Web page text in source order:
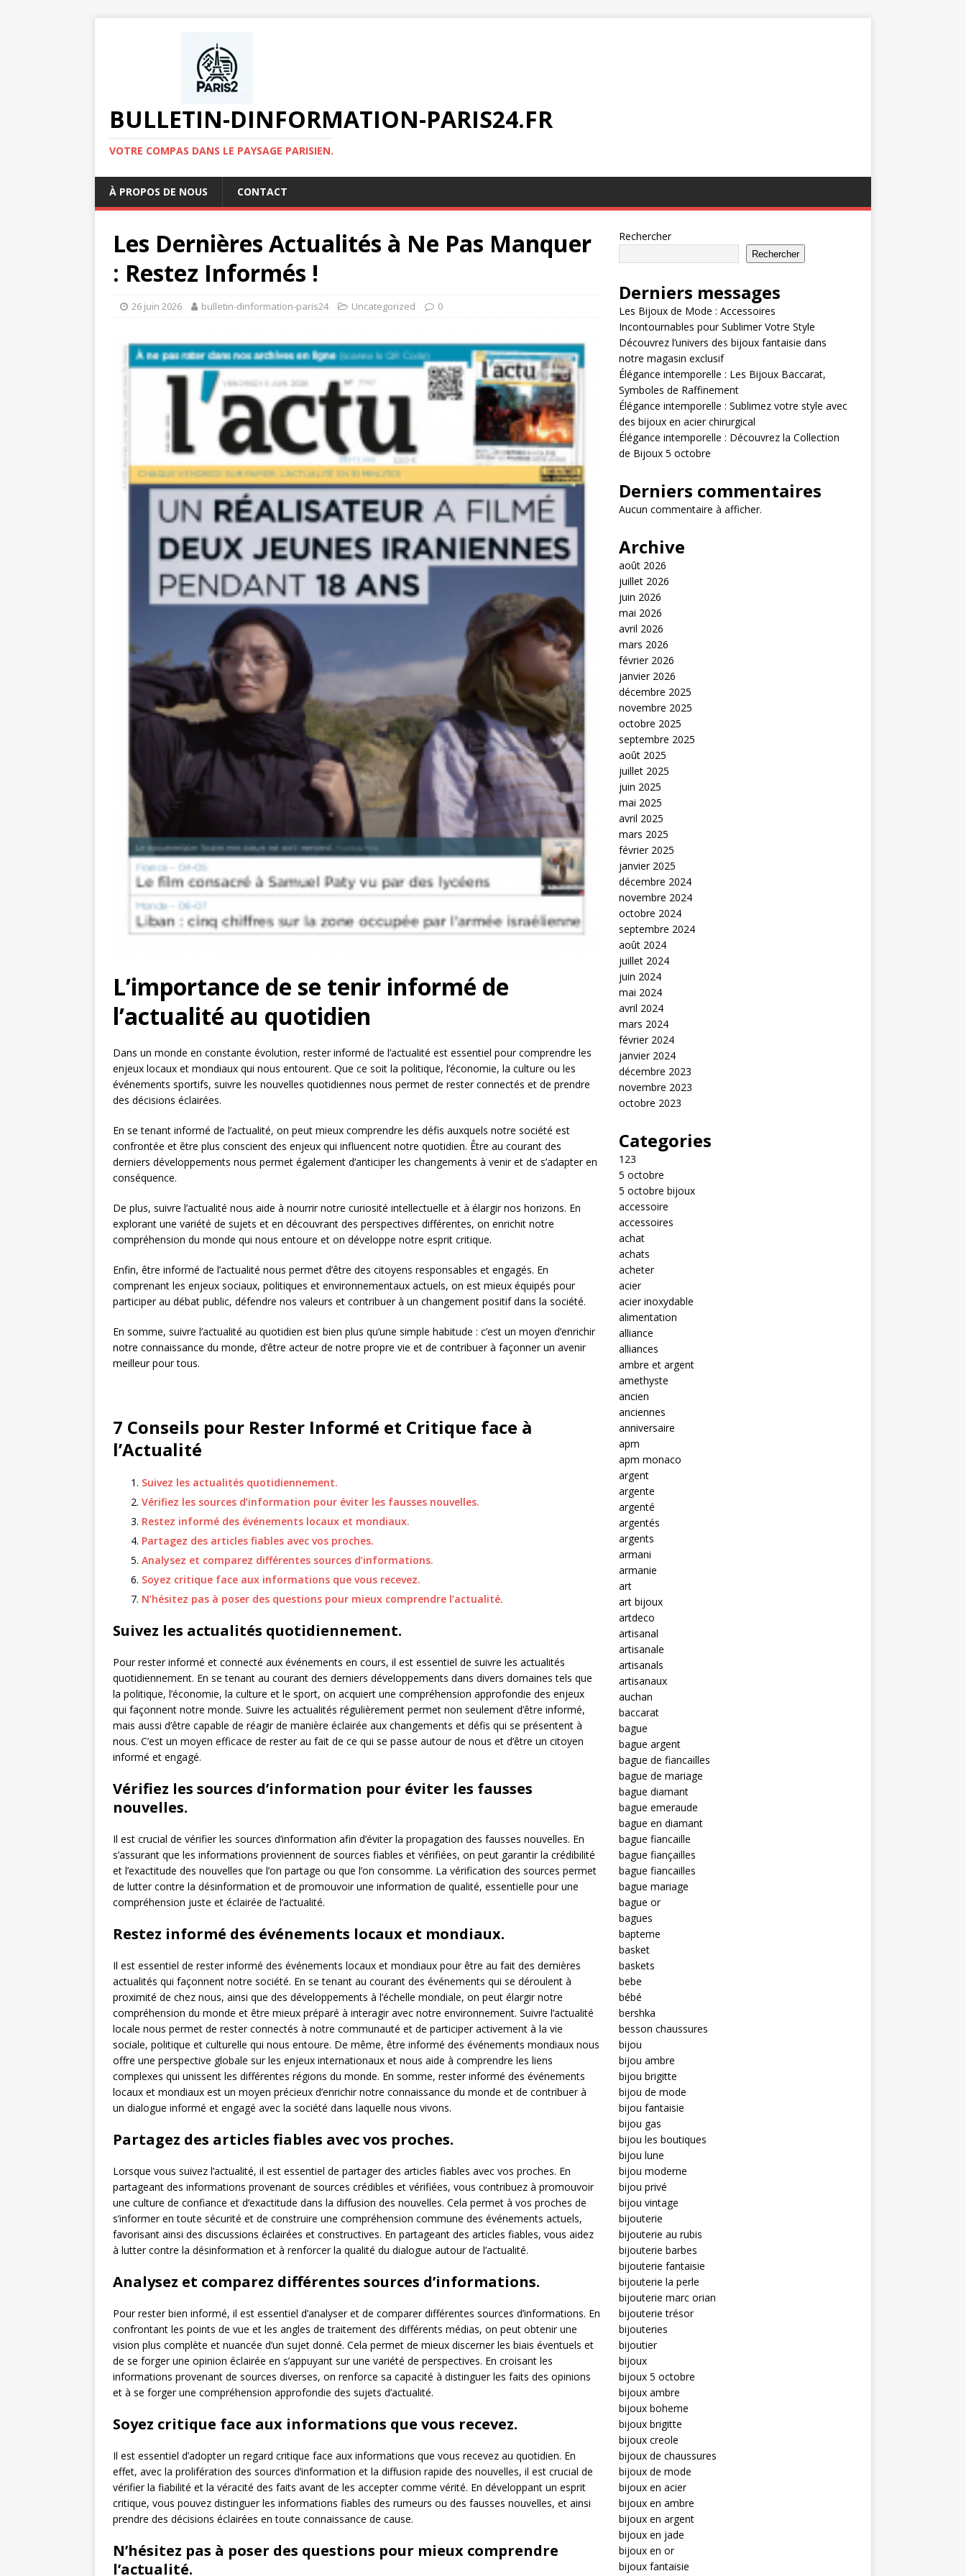
BULLETIN-DINFORMATION-PARIS24.FR
VOTRE COMPAS DANS LE PAYSAGE PARISIEN.
À PROPOS DE NOUS CONTACT
Les Dernières Actualités à Ne Pas Manquer
: Restez Informés !
26 juin 2026 bulletin-dinformation-paris24 Uncategorized 0
L’importance de se tenir informé de
l’actualité au quotidien
Dans un monde en constante évolution, rester informé de l’actualité est essentiel pour comprendre les
enjeux locaux et mondiaux qui nous entourent. Que ce soit la politique, l’économie, la culture ou les
événements sportifs, suivre les nouvelles quotidiennes nous permet de rester connectés et de prendre
des décisions éclairées.
En se tenant informé de l’actualité, on peut mieux comprendre les défis auxquels notre société est
confrontée et être plus conscient des enjeux qui influencent notre quotidien. Être au courant des
derniers développements nous permet également d’anticiper les changements à venir et de s’adapter en
conséquence.
De plus, suivre l’actualité nous aide à nourrir notre curiosité intellectuelle et à élargir nos horizons. En
explorant une variété de sujets et en découvrant des perspectives différentes, on enrichit notre
compréhension du monde qui nous entoure et on développe notre esprit critique.
Enfin, être informé de l’actualité nous permet d’être des citoyens responsables et engagés. En
comprenant les enjeux sociaux, politiques et environnementaux actuels, on est mieux équipés pour
participer au débat public, défendre nos valeurs et contribuer à un changement positif dans la société.
En somme, suivre l’actualité au quotidien est bien plus qu’une simple habitude : c’est un moyen d’enrichir
notre connaissance du monde, d’être acteur de notre propre vie et de contribuer à façonner un avenir
meilleur pour tous.
7 Conseils pour Rester Informé et Critique face à
l’Actualité
Suivez les actualités quotidiennement.
Vérifiez les sources d’information pour éviter les fausses nouvelles.
Restez informé des événements locaux et mondiaux.
Partagez des articles fiables avec vos proches.
Analysez et comparez différentes sources d’informations.
Soyez critique face aux informations que vous recevez.
N’hésitez pas à poser des questions pour mieux comprendre l’actualité.
Suivez les actualités quotidiennement.
Pour rester informé et connecté aux événements en cours, il est essentiel de suivre les actualités
quotidiennement. En se tenant au courant des derniers développements dans divers domaines tels que
la politique, l’économie, la culture et le sport, on acquiert une compréhension approfondie des enjeux
qui façonnent notre monde. Suivre les actualités régulièrement permet non seulement d’être informé,
mais aussi d’être capable de réagir de manière éclairée aux changements et défis qui se présentent à
nous. C’est un moyen efficace de rester au fait de ce qui se passe autour de nous et d’être un citoyen
informé et engagé.
Vérifiez les sources d’information pour éviter les fausses
nouvelles.
Il est crucial de vérifier les sources d’information afin d’éviter la propagation des fausses nouvelles. En
s’assurant que les informations proviennent de sources fiables et vérifiées, on peut garantir la crédibilité
et l’exactitude des nouvelles que l’on partage ou que l’on consomme. La vérification des sources permet
de lutter contre la désinformation et de promouvoir une information de qualité, essentielle pour une
compréhension juste et éclairée de l’actualité.
Restez informé des événements locaux et mondiaux.
Il est essentiel de rester informé des événements locaux et mondiaux pour être au fait des dernières
actualités qui façonnent notre société. En se tenant au courant des événements qui se déroulent à
proximité de chez nous, ainsi que des développements à l’échelle mondiale, on peut élargir notre
compréhension du monde et être mieux préparé à interagir avec notre environnement. Suivre l’actualité
locale nous permet de rester connectés à notre communauté et de participer activement à la vie
sociale, politique et culturelle qui nous entoure. De même, être informé des événements mondiaux nous
offre une perspective globale sur les enjeux internationaux et nous aide à comprendre les liens
complexes qui unissent les différentes régions du monde. En somme, rester informé des événements
locaux et mondiaux est un moyen précieux d’enrichir notre connaissance du monde et de contribuer à
un dialogue informé et engagé avec la société dans laquelle nous vivons.
Partagez des articles fiables avec vos proches.
Lorsque vous suivez l’actualité, il est essentiel de partager des articles fiables avec vos proches. En
partageant des informations provenant de sources crédibles et vérifiées, vous contribuez à promouvoir
une culture de confiance et d’exactitude dans la diffusion des nouvelles. Cela permet à vos proches de
s’informer en toute sécurité et de construire une compréhension commune des événements actuels,
favorisant ainsi des discussions éclairées et constructives. En partageant des articles fiables, vous aidez
à lutter contre la désinformation et à renforcer la qualité du dialogue autour de l’actualité.
Analysez et comparez différentes sources d’informations.
Pour rester bien informé, il est essentiel d’analyser et de comparer différentes sources d’informations. En
confrontant les points de vue et les angles de traitement des différents médias, on peut obtenir une
vision plus complète et nuancée d’un sujet donné. Cela permet de mieux discerner les biais éventuels et
de se forger une opinion éclairée en s’appuyant sur une variété de perspectives. En croisant les
informations provenant de sources diverses, on renforce sa capacité à distinguer les faits des opinions
et à se forger une compréhension approfondie des sujets d’actualité.
Soyez critique face aux informations que vous recevez.
Il est essentiel d’adopter un regard critique face aux informations que vous recevez au quotidien. En
effet, avec la prolifération des sources d’information et la diffusion rapide des nouvelles, il est crucial de
vérifier la fiabilité et la véracité des faits avant de les accepter comme vérité. En développant un esprit
critique, vous pouvez distinguer les informations fiables des rumeurs ou des fausses nouvelles, et ainsi
prendre des décisions éclairées en toute connaissance de cause.
N’hésitez pas à poser des questions pour mieux comprendre
l’actualité.
Rechercher
Rechercher
Derniers messages
Les Bijoux de Mode : Accessoires
Incontournables pour Sublimer Votre Style
Découvrez l’univers des bijoux fantaisie dans
notre magasin exclusif
Élégance intemporelle : Les Bijoux Baccarat,
Symboles de Raffinement
Élégance intemporelle : Sublimez votre style avec
des bijoux en acier chirurgical
Élégance intemporelle : Découvrez la Collection
de Bijoux 5 octobre
Derniers commentaires
Aucun commentaire à afficher.
Archive
août 2026
juillet 2026
juin 2026
mai 2026
avril 2026
mars 2026
février 2026
janvier 2026
décembre 2025
novembre 2025
octobre 2025
septembre 2025
août 2025
juillet 2025
juin 2025
mai 2025
avril 2025
mars 2025
février 2025
janvier 2025
décembre 2024
novembre 2024
octobre 2024
septembre 2024
août 2024
juillet 2024
juin 2024
mai 2024
avril 2024
mars 2024
février 2024
janvier 2024
décembre 2023
novembre 2023
octobre 2023
Categories
123
5 octobre
5 octobre bijoux
accessoire
accessoires
achat
achats
acheter
acier
acier inoxydable
alimentation
alliance
alliances
ambre et argent
amethyste
ancien
anciennes
anniversaire
apm
apm monaco
argent
argente
argenté
argentés
argents
armani
armanie
art
art bijoux
artdeco
artisanal
artisanale
artisanals
artisanaux
auchan
baccarat
bague
bague argent
bague de fiancailles
bague de mariage
bague diamant
bague emeraude
bague en diamant
bague fiancaille
bague fiançailles
bague fiancailles
bague mariage
bague or
bagues
bapteme
basket
baskets
bebe
bébé
bershka
besson chaussures
bijou
bijou ambre
bijou brigitte
bijou de mode
bijou fantaisie
bijou gas
bijou les boutiques
bijou lune
bijou moderne
bijou privé
bijou vintage
bijouterie
bijouterie au rubis
bijouterie barbes
bijouterie fantaisie
bijouterie la perle
bijouterie marc orian
bijouterie trésor
bijouteries
bijoutier
bijoux
bijoux 5 octobre
bijoux ambre
bijoux boheme
bijoux brigitte
bijoux creole
bijoux de chaussures
bijoux de mode
bijoux en acier
bijoux en ambre
bijoux en argent
bijoux en jade
bijoux en or
bijoux fantaisie